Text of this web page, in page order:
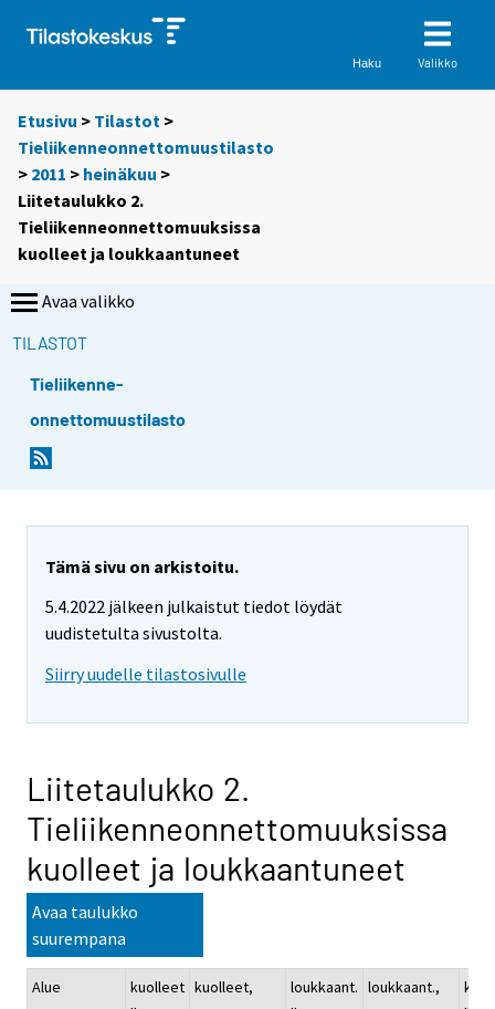
Haku Valikko
Etusivu > Tilastot >
Tieliikenneonnettomuustilasto
> 2011 > heinäkuu >
Liitetaulukko 2.
Tieliikenneonnettomuuksissa
kuolleet ja loukkaantuneet
Avaa valikko
TILASTOT
Tieliikenne-
onnettomuustilasto
Tämä sivu on arkistoitu.
5.4.2022 jälkeen julkaistut tiedot löydät
uudistetulta sivustolta.
Siirry uudelle tilastosivulle
Liitetaulukko 2.
Tieliikenneonnettomuuksissa
kuolleet ja loukkaantuneet
Avaa taulukko
suurempana
Alue
kuolleet kuolleet,
loukkaant. loukkaant.,